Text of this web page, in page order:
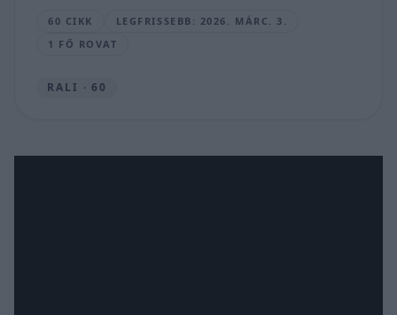
60 CIKK
LEGFRISSEBB: 2026. MÁRC. 3.
1 FŐ ROVAT
RALI · 60
2026.